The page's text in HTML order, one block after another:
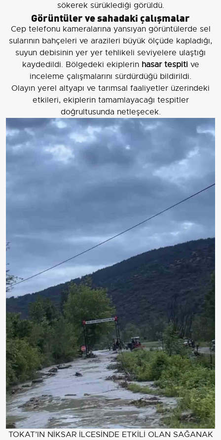
sökerek sürüklediği görüldü.
Görüntüler ve sahadaki çalışmalar
Cep telefonu kameralarına yansıyan görüntülerde sel
sularının bahçeleri ve arazileri büyük ölçüde kapladığı,
suyun debisinin yer yer tehlikeli seviyelere ulaştığı
kaydedildi. Bölgedeki ekiplerin hasar tespitive
inceleme çalışmalarını sürdürdüğü bildirildi.
Olayın yerel altyapı ve tarımsal faaliyetler üzerindeki
etkileri, ekiplerin tamamlayacağı tespitler
doğrultusunda netleşecek.
TOKAT’IN NİKSAR İLÇESİNDE ETKİLİ OLAN SAĞANAK